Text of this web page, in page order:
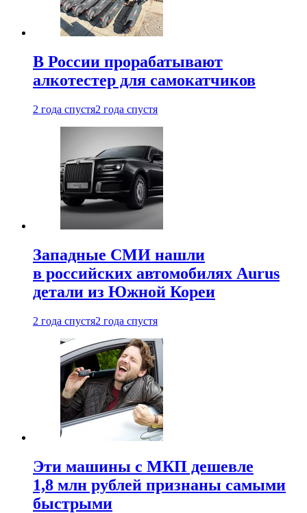
В России прорабатывают
алкотестер для самокатчиков
2 года спустя2 года спустя
Западные СМИ нашли
в российских автомобилях Aurus
детали из Южной Кореи
2 года спустя2 года спустя
Эти машины с МКП дешевле
1,8 млн рублей признаны самыми
быстрыми